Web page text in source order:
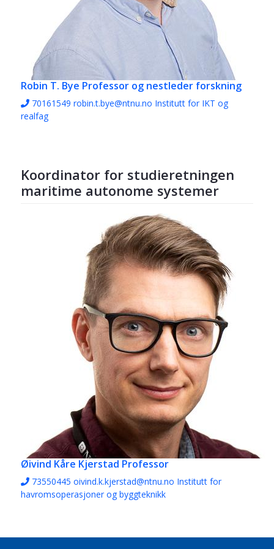
Robin T. Bye Professor og nestleder forskning
70161549 robin.t.bye@ntnu.no Institutt for IKT og
realfag
Koordinator for studieretningen
maritime autonome systemer
Øivind Kåre Kjerstad Professor
73550445 oivind.k.kjerstad@ntnu.no Institutt for
havromsoperasjoner og byggteknikk